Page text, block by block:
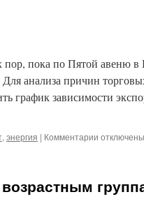
пор, пока по Пятой авеню
анализа причин
график зависимости
, энергия | Комментарии к
барыг
отключены